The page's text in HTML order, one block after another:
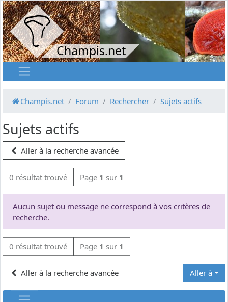
Champis.net
Champis.net Forum Rechercher Sujets actifs
Sujets actifs
Aller à la recherche avancée
0 résultat trouvé Page 1 sur 1
Aucun sujet ou message ne correspond à vos critères de
recherche.
0 résultat trouvé Page 1 sur 1
Aller à la recherche avancée Aller à